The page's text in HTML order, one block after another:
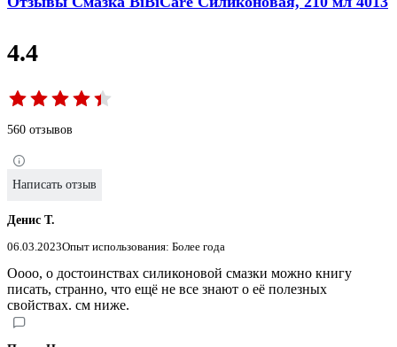
4.4
560 отзывов
Написать отзыв
Денис Т.
06.03.2023Опыт использования: Более года
Оооо, о достоинствах силиконовой смазки можно книгу
писать, странно, что ещё не все знают о её полезных
свойствах. см ниже.